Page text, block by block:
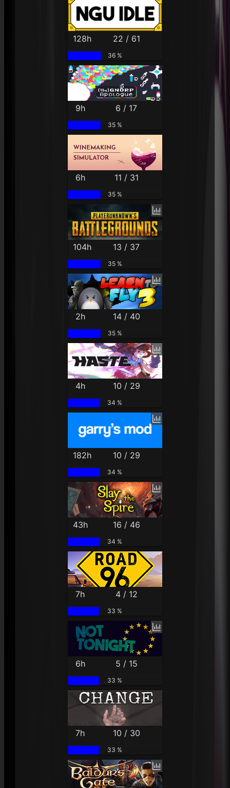
128h 22 / 61
36 %
9h 6 / 17
35 %
6h 11 / 31
35 %
104h 13 / 37
35 %
2h 14 / 40
35 %
4h 10 / 29
34 %
182h 10 / 29
34 %
43h 16 / 46
34 %
7h 4 / 12
33 %
6h 5 / 15
33 %
7h 10 / 30
33 %